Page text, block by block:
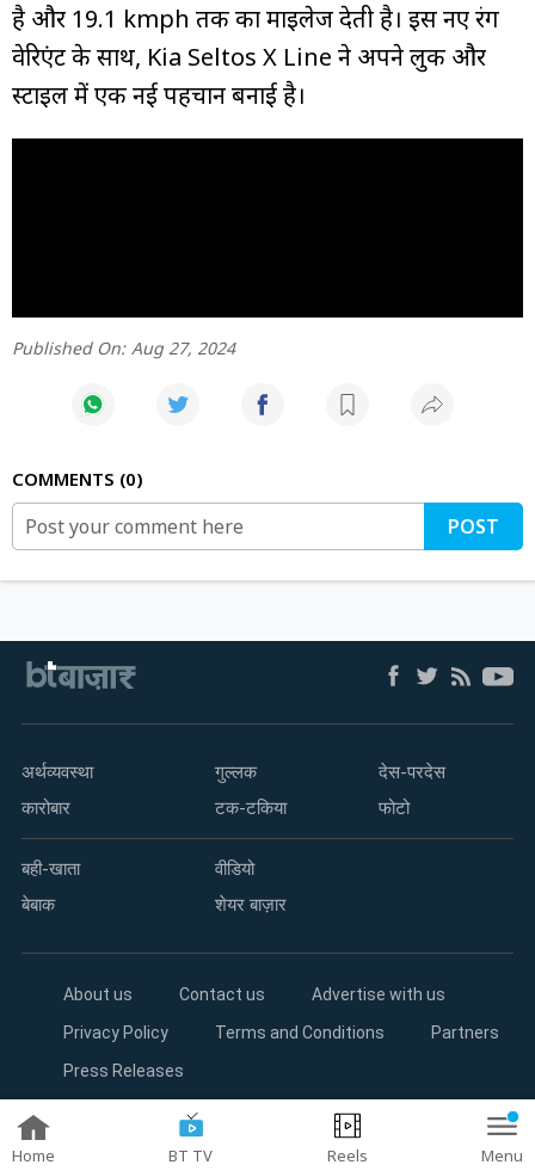
है और 19.1 kmph तक का माइलेज देती है। इस नए रंग
वेरिएंट के साथ, Kia Seltos X Line ने अपने लुक और
स्टाइल में एक नई पहचान बनाई है।
Published On: Aug 27, 2024
COMMENTS 0
POST
Home BT TV Reels Menu
अर्थव्यवस्था
कारोबार
गुल्लक
टक-टकिया
देस-परदेस
फोटो
बही-खाता
बेबाक
वीडियो
शेयर बाज़ार
About us Contact us
Advertise with us
Privacy Policy
Terms and Conditions
Partners
Press Releases
Copyright©2026 Living Media India Limited. For reprint rights:
Syndications Today